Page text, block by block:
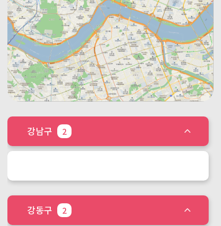
공연장
도서관
서점
다목적홀
기타
강남구 2
강동구 2